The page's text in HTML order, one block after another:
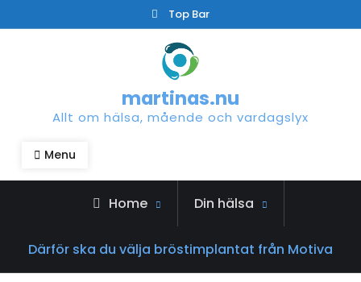
to
Top Bar
martinas.nu
Allt om hälsa, mående och vardagslyx
Menu
Home Din hälsa
Därför ska du välja bröstimplantat från Motiva